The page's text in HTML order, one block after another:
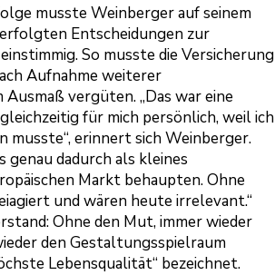
musste Weinberger auf seinem
Entscheidungen zur
So musste die Versicherung
Aufnahme weiterer
vergüten. „Das war eine
für mich persönlich, weil ich
musste“, erinnert sich Weinberger.
dadurch als kleines
Markt behaupten. Ohne
und wären heute irrelevant.“
Ohne den Mut, immer wieder
den Gestaltungsspielraum
Lebensqualität“ bezeichnet.